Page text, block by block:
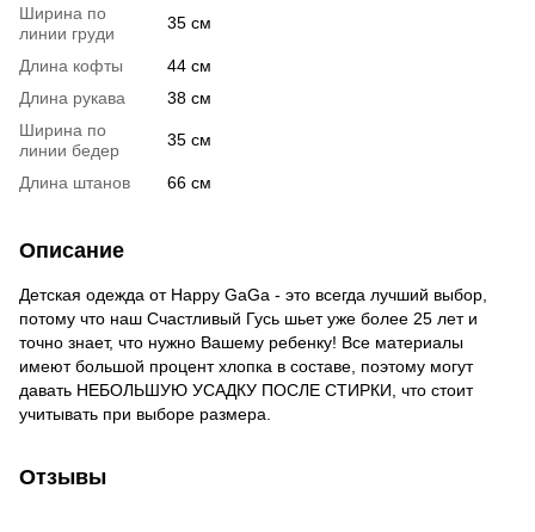
Ширина по
линии груди
35 см
Длина кофты
44 см
Длина рукава
38 см
Ширина по
линии бедер
35 см
Длина штанов 66 см
Описание
Детская одежда от Happy GaGa - это всегда лучший выбор,
потому что наш Счастливый Гусь шьет уже более 25 лет и
точно знает, что нужно Вашему ребенку! Все материалы
имеют большой процент хлопка в составе, поэтому могут
давать НЕБОЛЬШУЮ УСАДКУ ПОСЛЕ СТИРКИ, что стоит
учитывать при выборе размера.
Отзывы